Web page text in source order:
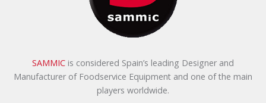
SAMMIC is considered Spain’s leading Designer and
Manufacturer of Foodservice Equipment and one of the main
players worldwide.